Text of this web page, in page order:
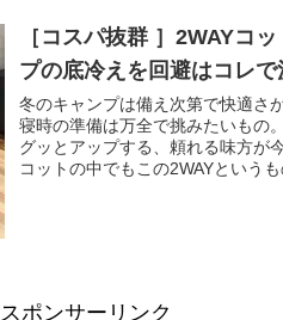
［コスパ抜群 ］2WAYコ
プの底冷えを回避はコレで
冬のキャンプは備え次第で快適さ
寝時の準備は万全で挑みたいもの
グッとアップする、頼れる味方が
コットの中でもこの2WAYという
スポンサーリンク